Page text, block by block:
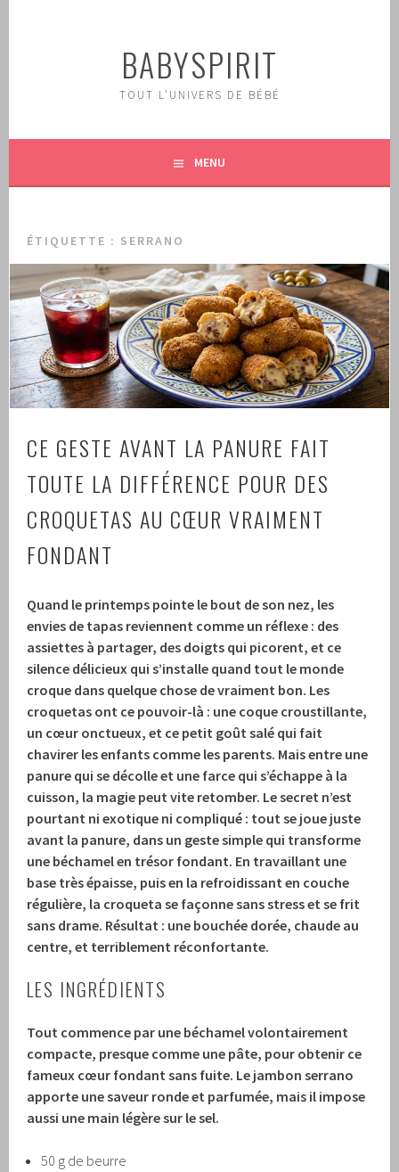
BABYSPIRIT
TOUT L'UNIVERS DE BÉBÉ
MENU
ÉTIQUETTE : SERRANO
CE GESTE AVANT LA PANURE FAIT
TOUTE LA DIFFÉRENCE POUR DES
CROQUETAS AU CŒUR VRAIMENT
FONDANT
Quand le printemps pointe le bout de son nez, les
envies de tapas reviennent comme un réflexe : des
assiettes à partager, des doigts qui picorent, et ce
silence délicieux qui s’installe quand tout le monde
croque dans quelque chose de vraiment bon. Les
croquetas ont ce pouvoir-là : une coque croustillante,
un cœur onctueux, et ce petit goût salé qui fait
chavirer les enfants comme les parents. Mais entre une
panure qui se décolle et une farce qui s’échappe à la
cuisson, la magie peut vite retomber. Le secret n’est
pourtant ni exotique ni compliqué : tout se joue juste
avant la panure, dans un geste simple qui transforme
une béchamel en trésor fondant. En travaillant une
base très épaisse, puis en la refroidissant en couche
régulière, la croqueta se façonne sans stress et se frit
sans drame. Résultat : une bouchée dorée, chaude au
centre, et terriblement réconfortante.
LES INGRÉDIENTS
Tout commence par une béchamel volontairement
compacte, presque comme une pâte, pour obtenir ce
fameux cœur fondant sans fuite. Le jambon serrano
apporte une saveur ronde et parfumée, mais il impose
aussi une main légère sur le sel.
50 g de beurre